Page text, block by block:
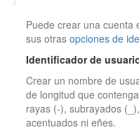
Puede crear una cuenta
sus otrasopciones de
Identificador de
Crear un nombre de
de longitud que
rayas (-), subrayados
acentuados ni eñes.